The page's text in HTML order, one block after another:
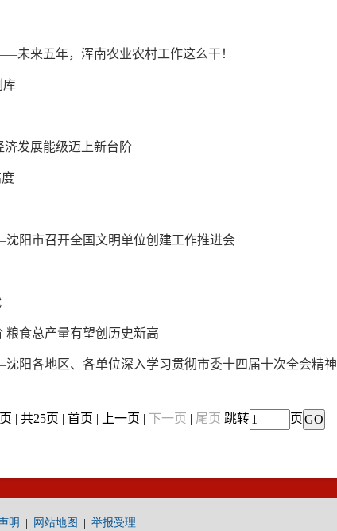
未来五年，浑南农业农村工作这么干！
库
济发展能级迈上新台阶
阳市召开全国文明单位创建工作推进会
粮食总产量有望创历史新高
阳各地区、各单位深入学习贯彻市委十四届十次全会精神
| 共25页 | 首页 | 上一页 | 下一页 | 尾页 跳转 页